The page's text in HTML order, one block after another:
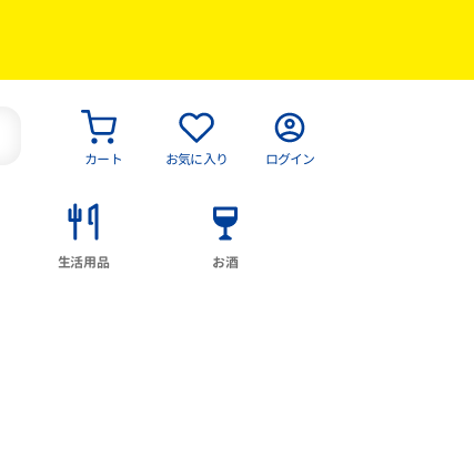
カート お気に入り ログイン
生活用品 お酒